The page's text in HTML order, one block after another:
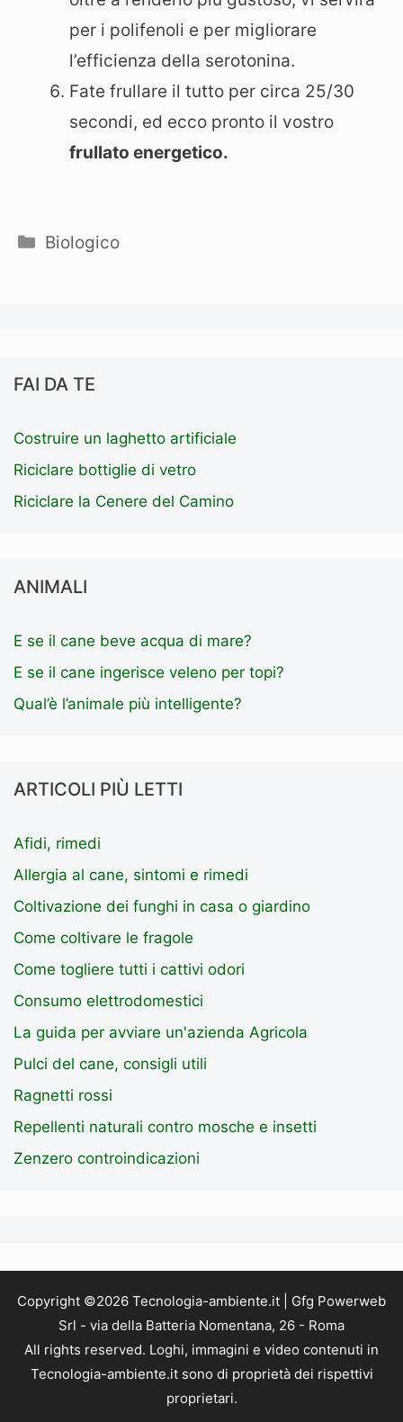
per i polifenoli e per migliorare
l’efficienza della serotonina.
Fate frullare il tutto per circa 25/30
secondi, ed ecco pronto il vostro
frullato energetico.
Categorie
Biologico
FAI DA TE
Costruire un laghetto artificiale
Riciclare bottiglie di vetro
Riciclare la Cenere del Camino
ANIMALI
E se il cane beve acqua di mare?
E se il cane ingerisce veleno per topi?
Qual’è l’animale più intelligente?
ARTICOLI PIÙ LETTI
Afidi, rimedi
Allergia al cane, sintomi e rimedi
Coltivazione dei funghi in casa o giardino
Come coltivare le fragole
Come togliere tutti i cattivi odori
Consumo elettrodomestici
La guida per avviare un'azienda Agricola
Pulci del cane, consigli utili
Ragnetti rossi
Repellenti naturali contro mosche e insetti
Zenzero controindicazioni
Copyright ©2026 Tecnologia-ambiente.it | Gfg Powerweb
Srl - via della Batteria Nomentana, 26 - Roma
All rights reserved. Loghi, immagini e video contenuti in
Tecnologia-ambiente.it sono di proprietà dei rispettivi
proprietari.